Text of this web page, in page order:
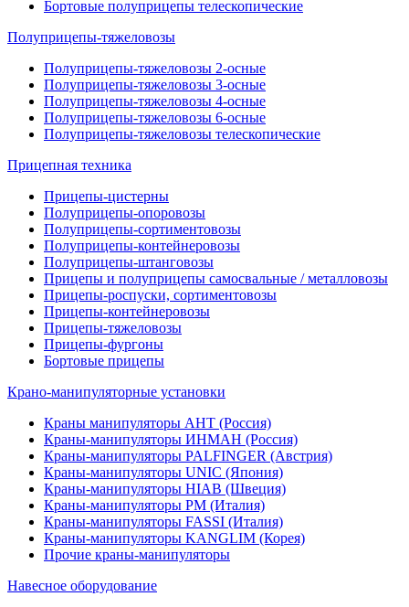
Бортовые полуприцепы телескопические
Полуприцепы-тяжеловозы
Полуприцепы-тяжеловозы 2-осные
Полуприцепы-тяжеловозы 3-осные
Полуприцепы-тяжеловозы 4-осные
Полуприцепы-тяжеловозы 6-осные
Полуприцепы-тяжеловозы телескопические
Прицепная техника
Прицепы-цистерны
Полуприцепы-опоровозы
Полуприцепы-сортиментовозы
Полуприцепы-контейнеровозы
Полуприцепы-штанговозы
Прицепы и полуприцепы самосвальные / металловозы
Прицепы-роспуски, сортиментовозы
Прицепы-контейнеровозы
Прицепы-тяжеловозы
Прицепы-фургоны
Бортовые прицепы
Крано-манипуляторные установки
Краны манипуляторы АНТ (Россия)
Краны-манипуляторы ИНМАН (Россия)
Краны-манипуляторы PALFINGER (Австрия)
Краны-манипуляторы UNIC (Япония)
Краны-манипуляторы HIAB (Швеция)
Краны-манипуляторы PM (Италия)
Краны-манипуляторы FASSI (Италия)
Краны-манипуляторы KANGLIM (Корея)
Прочие краны-манипуляторы
Навесное оборудование